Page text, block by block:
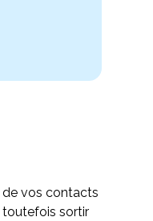
de vos contacts
toutefois sortir